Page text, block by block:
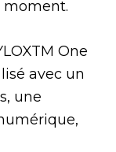
moment.
One
avec un
une